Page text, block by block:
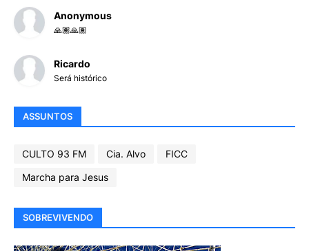
Anonymous
🙏🏽🙏🏽
Ricardo
Será histórico
ASSUNTOS
CULTO 93 FM Cia. Alvo
FICC
Marcha para Jesus
SOBREVIVENDO